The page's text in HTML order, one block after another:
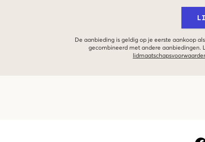
De aanbieding is geldig op je eerste aankoop
gecombineerd met andere aanbiedingen.